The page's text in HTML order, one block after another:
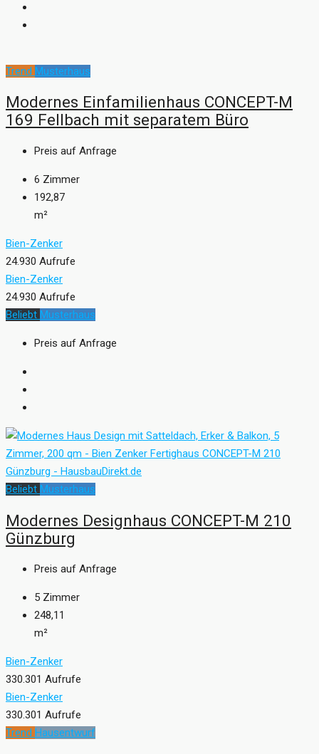
Trend Musterhaus
Modernes Einfamilienhaus CONCEPT-M
169 Fellbach mit separatem Büro
Preis auf Anfrage
6 Zimmer
192,87
m²
Bien-Zenker
24.930 Aufrufe
Bien-Zenker
24.930 Aufrufe
Beliebt Musterhaus
Preis auf Anfrage
Beliebt Musterhaus
Modernes Designhaus CONCEPT-M 210
Günzburg
Preis auf Anfrage
5 Zimmer
248,11
m²
Bien-Zenker
330.301 Aufrufe
Bien-Zenker
330.301 Aufrufe
Trend Hausentwurf